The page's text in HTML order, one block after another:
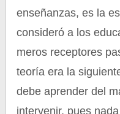
enseñanzas, es la
consideró a los
meros receptores
teoría era la
debe aprender del
intervenir, pues